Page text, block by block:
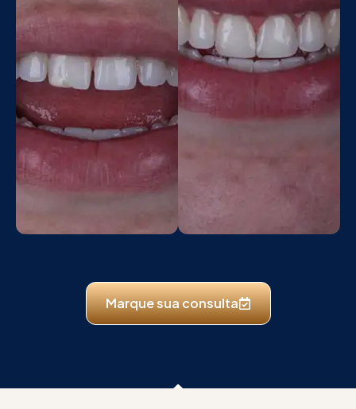
Marque sua consulta